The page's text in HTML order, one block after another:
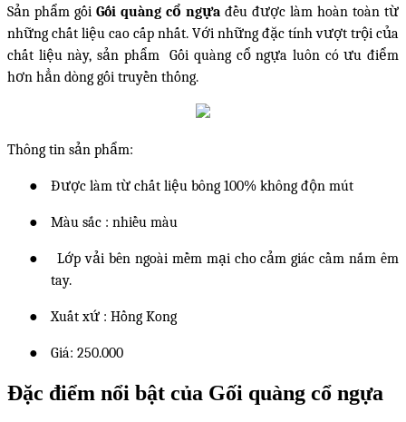
Sản phẩm gối Gối quàng cổ ngựa đều được làm hoàn toàn từ
những chất liệu cao cấp nhất. Với những đặc tính vượt trội của
chất liệu này, sản phẩm Gối quàng cổ ngựa luôn có ưu điểm
hơn hẳn dòng gối truyền thống.
Thông tin sản phẩm:
● Được làm từ chất liệu bông 100% không độn mút
● Màu sắc : nhiều màu
●
Lớp vải bên ngoài mềm mại cho cảm giác cầm nắm êm
tay.
● Xuất xứ : Hồng Kong
● Giá: 250.000
Đặc điểm nổi bật của Gối quàng cổ ngựa